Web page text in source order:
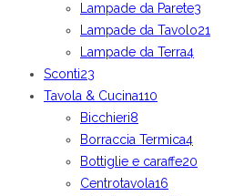
Lampade da Parete3
Lampade da Tavolo21
Lampade da Terra4
Sconti23
Tavola & Cucina110
Bicchieri8
Borraccia Termica4
Bottiglie e caraffe20
Centrotavola16